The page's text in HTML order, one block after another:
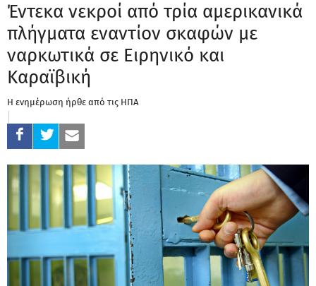
Έντεκα νεκροί από τρία αμερικανικά
πλήγματα εναντίον σκαφών με
ναρκωτικά σε Ειρηνικό και
Καραϊβική
Η ενημέρωση ήρθε από τις ΗΠΑ